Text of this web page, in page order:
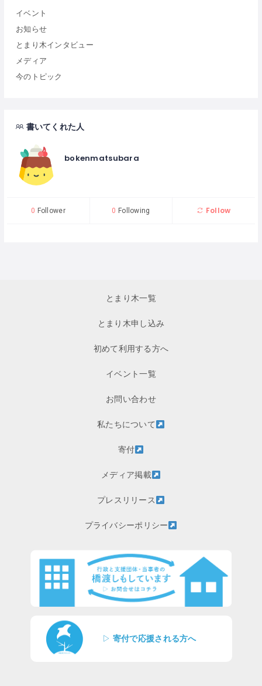
イベント
お知らせ
とまり木インタビュー
メディア
今のトピック
書いてくれた人
bokenmatsubara
0 Follower 0 Following Follow
とまり木一覧
とまり木申し込み
初めて利用する方へ
イベント一覧
お問い合わせ
私たちについて
寄付
メディア掲載
プレスリリース
プライバシーポリシー
▷ 寄付で応援される方へ